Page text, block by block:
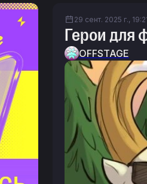
29 сент. 2025 г.,
Герои для
OFFSTAGE